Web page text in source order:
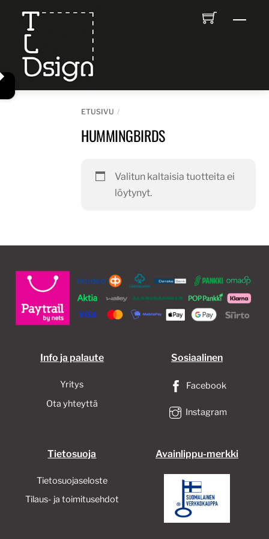
content
ETUSIVU
HUMMINGBIRDS
Valitun kaltaisia tuotteita ei
löytynyt.
Info ja palaute
Yritys
Ota yhteyttä
Sosiaalinen
Facebook
Instagram
Tietosuoja
Tietosuojaseloste
Tilaus- ja toimitusehdot
Avainlippu-merkki